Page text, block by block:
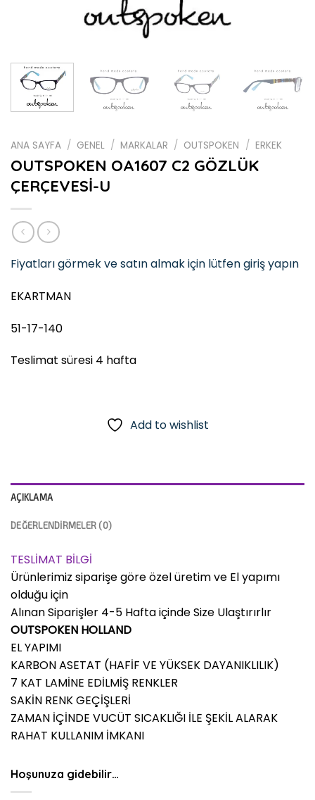
ANA SAYFA / GENEL / MARKALAR / OUTSPOKEN / ERKEK
OUTSPOKEN OA1607 C2 GÖZLÜK
ÇERÇEVESİ-U
Fiyatları görmek ve satın almak için lütfen giriş yapın
EKARTMAN
51-17-140
Teslimat süresi 4 hafta
Add to wishlist
AÇIKLAMA
DEĞERLENDIRMELER (0)
TESLİMAT BİLGİ
Ürünlerimiz siparişe göre özel üretim ve El yapımı
olduğu için
Alınan Siparişler 4-5 Hafta içinde Size Ulaştırırlır
OUTSPOKEN HOLLAND
EL YAPIMI
KARBON ASETAT (HAFİF VE YÜKSEK DAYANIKLILIK)
7 KAT LAMİNE EDİLMİŞ RENKLER
SAKİN RENK GEÇİŞLERİ
ZAMAN İÇİNDE VUCÜT SICAKLIĞI İLE ŞEKİL ALARAK
RAHAT KULLANIM İMKANI
Hoşunuza gidebilir…